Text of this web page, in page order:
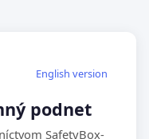
English version
podnet
SafetyBox-